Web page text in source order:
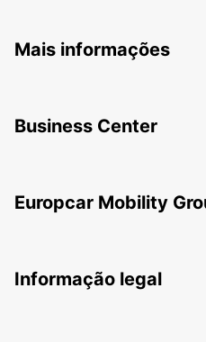
Mais informações
Business Center
Europcar Mobility
Informação legal